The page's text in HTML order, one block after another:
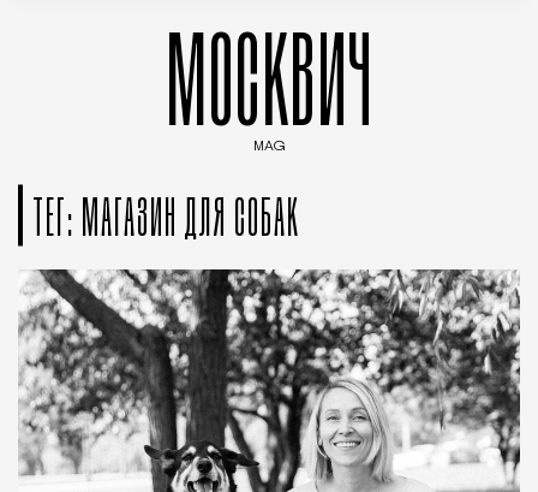
МОСКВИЧ
MAG
ТЕГ: МАГАЗИН ДЛЯ СОБАК